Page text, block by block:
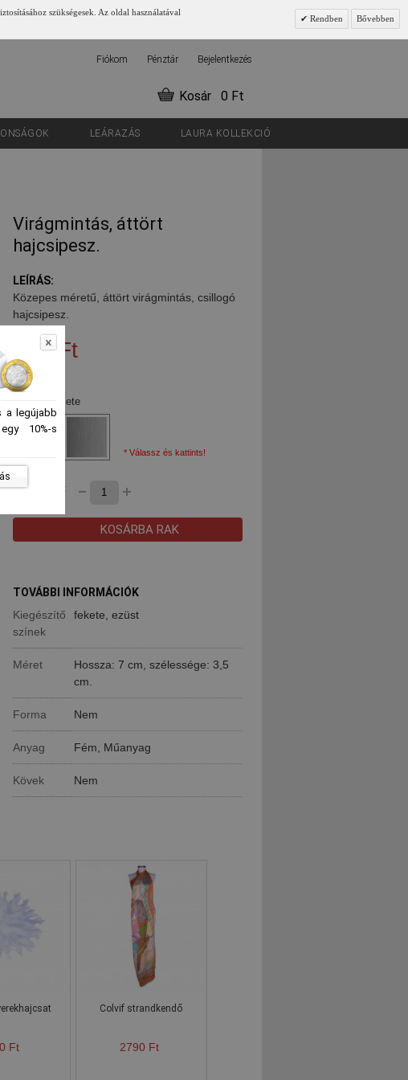
szükségesek. Az oldal használatával
Rendben Bővebben
Kosár 0 Ft
Fiókom Pénztár Bejelentkezés
LEÁRAZÁS LAURA KOLLEKCIÓ
Virágmintás, áttört
hajcsipesz.
LEÍRÁS:
Közepes méretű, áttört virágmintás, csillogó
hajcsipesz.
490 Ft
* Szín- fekete
* Válassz és kattints!
Mennyiség:
KOSÁRBA RAK
TOVÁBBI INFORMÁCIÓK
Kiegészítő
színek
fekete, ezüst
Méret
Hossza: 7 cm, szélessége: 3,5
cm.
Forma Nem
Anyag Fém, Műanyag
Kövek Nem
Ft
Colvif strandkendő
2790 Ft
a legújabb
10%-s